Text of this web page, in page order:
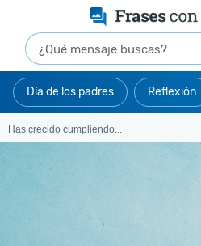
Día de los padres Reflexión
Has crecido cumpliendo...